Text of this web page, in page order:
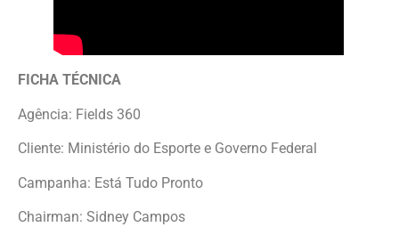
FICHA TÉCNICA
Agência: Fields 360
Cliente: Ministério do Esporte e Governo Federal
Campanha: Está Tudo Pronto
Chairman: Sidney Campos